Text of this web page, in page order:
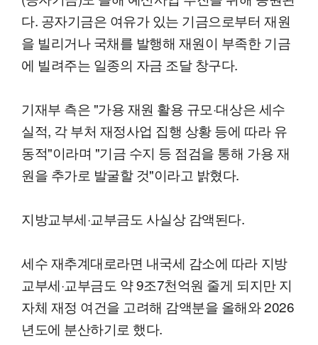
다. 공자기금은 여유가 있는 기금으로부터 재원
을 빌리거나 국채를 발행해 재원이 부족한 기금
에 빌려주는 일종의 자금 조달 창구다.
기재부 측은 "가용 재원 활용 규모·대상은 세수
실적, 각 부처 재정사업 집행 상황 등에 따라 유
동적"이라며 "기금 수지 등 점검을 통해 가용 재
원을 추가로 발굴할 것"이라고 밝혔다.
지방교부세·교부금도 사실상 감액된다.
세수 재추계대로라면 내국세 감소에 따라 지방
교부세·교부금도 약 9조7천억원 줄게 되지만 지
자체 재정 여건을 고려해 감액분을 올해와 2026
년도에 분산하기로 했다.